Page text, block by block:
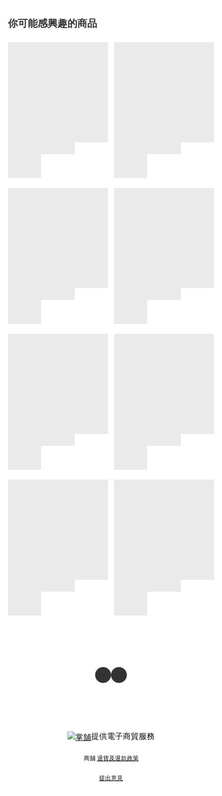
你可能感興趣的商品
提供電子商貿服務
商舖 退貨及退款政策
提出意見